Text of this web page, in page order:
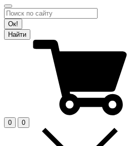
Ок!
Найти
0 0